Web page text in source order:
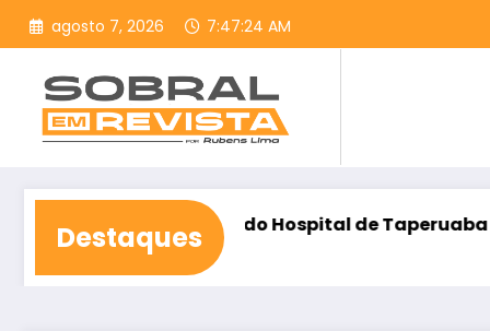
Pular
para
conteúdo
agosto 7, 2026 7:47:26 AM
Destaques
do Hospital de Taperuaba Democracia